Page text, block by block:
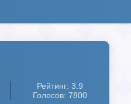
Рейтинг: 3.9
Голосов: 7800